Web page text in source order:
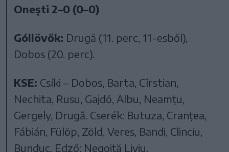
Onești 2–0 (0–0)
Góllövők: Drugă (11. perc, 11-esből),
Dobos (20. perc).
KSE: Csíki – Dobos, Barta, Cîrstian,
Nechita, Rusu, Gajdó, Albu, Neamțu,
Gergely, Drugă. Cserék: Butuza, Cranțea,
Fábián, Fülöp, Zöld, Veres, Bandi, Clinciu,
Bunduc. Edző: Negoiță Liviu.